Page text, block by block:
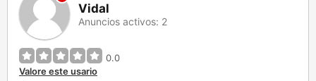
Vidal
Anuncios activos: 2
0.0
Valore este usario